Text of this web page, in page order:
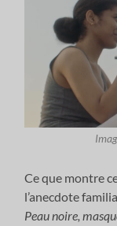
Ce que montre
l’anecdote
Peau noire,